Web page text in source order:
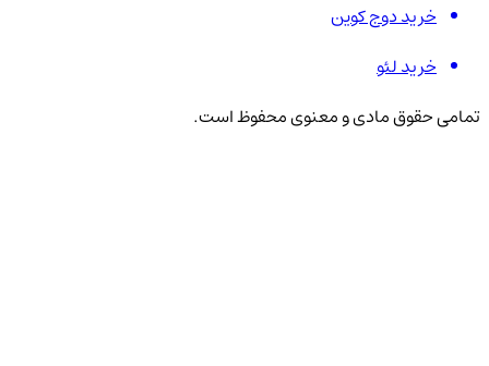
خرید دوج کوین
خرید لئو
تمامی حقوق مادی و معنوی محفوظ است.